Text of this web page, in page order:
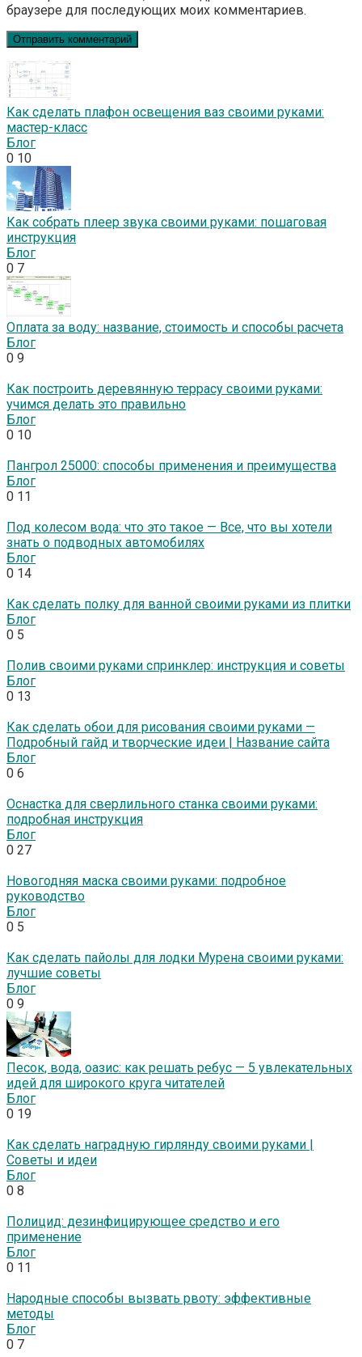
браузере для последующих моих комментариев.
Как сделать плафон освещения ваз своими руками:
мастер-класс
Блог
0 10
Как собрать плеер звука своими руками: пошаговая
инструкция
Блог
0 7
Оплата за воду: название, стоимость и способы расчета
Блог
0 9
Как построить деревянную террасу своими руками:
учимся делать это правильно
Блог
0 10
Пангрол 25000: способы применения и преимущества
Блог
0 11
Под колесом вода: что это такое — Все, что вы хотели
знать о подводных автомобилях
Блог
0 14
Как сделать полку для ванной своими руками из плитки
Блог
0 5
Полив своими руками спринклер: инструкция и советы
Блог
0 13
Как сделать обои для рисования своими руками —
Подробный гайд и творческие идеи | Название сайта
Блог
0 6
Оснастка для сверлильного станка своими руками:
подробная инструкция
Блог
0 27
Новогодняя маска своими руками: подробное
руководство
Блог
0 5
Как сделать пайолы для лодки Мурена своими руками:
лучшие советы
Блог
0 9
Песок, вода, оазис: как решать ребус — 5 увлекательных
идей для широкого круга читателей
Блог
0 19
Как сделать наградную гирлянду своими руками |
Советы и идеи
Блог
0 8
Полицид: дезинфицирующее средство и его
применение
Блог
0 11
Народные способы вызвать рвоту: эффективные
методы
Блог
0 7